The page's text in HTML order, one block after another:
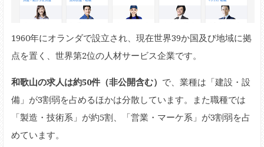
1960年にオランダで設立され、現在世界39か国及び地域に拠
点を置く、世界第2位の人材サービス企業です。
和歌山の求人は約50件（非公開含む） で、業種は「建設・設
備」が3割弱を占めるほかは分散しています。また職種では
「製造・技術系」が約5割、「営業・マーケ系」が3割弱を占
めています。